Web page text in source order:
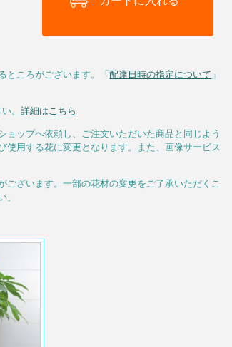
ところがございます。「配達日時の指定について 」
い。詳細はこちら
ップへ依頼し、ご注文いただいた商品と同じよう
用する花に変更となります。また、画像サービス
ざいます。一部の花材の変更をご了承いただくこ
。